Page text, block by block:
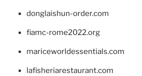
donglaishun-order.com
fiamc-rome2022.org
mariceworldessentials.com
lafisheriarestaurant.com